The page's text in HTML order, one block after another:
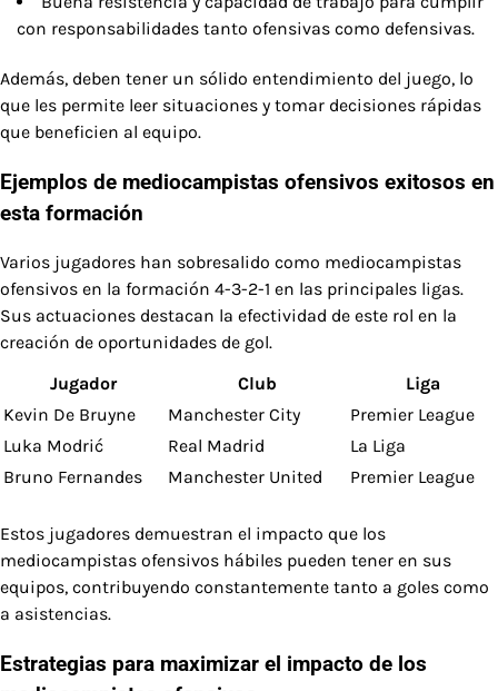
con responsabilidades tanto ofensivas como defensivas.
Además, deben tener un sólido entendimiento del juego, lo
que les permite leer situaciones y tomar decisiones rápidas
que beneficien al equipo.
Ejemplos de mediocampistas ofensivos exitosos en
esta formación
Varios jugadores han sobresalido como mediocampistas
ofensivos en la formación 4-3-2-1 en las principales ligas.
Sus actuaciones destacan la efectividad de este rol en la
creación de oportunidades de gol.
Jugador
Club
Liga
Kevin De Bruyne
Manchester City
Premier League
Luka Modrić
Real Madrid
La Liga
Bruno Fernandes
Manchester United Premier League
Estos jugadores demuestran el impacto que los
mediocampistas ofensivos hábiles pueden tener en sus
equipos, contribuyendo constantemente tanto a goles como
a asistencias.
Estrategias para maximizar el impacto de los